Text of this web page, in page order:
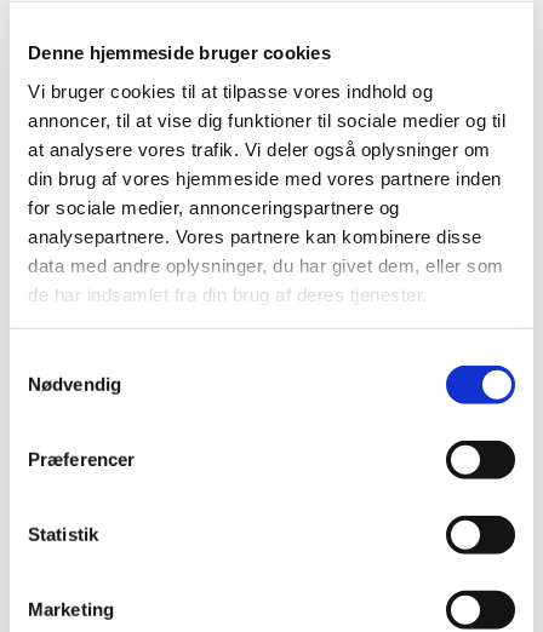
Denne hjemmeside bruger cookies
Vi bruger cookies til at tilpasse vores indhold og
annoncer, til at vise dig funktioner til sociale medier og til
at analysere vores trafik. Vi deler også oplysninger om
din brug af vores hjemmeside med vores partnere inden
for sociale medier, annonceringspartnere og
analysepartnere. Vores partnere kan kombinere disse
data med andre oplysninger, du har givet dem, eller som
de har indsamlet fra din brug af deres tjenester.
Nødvendig
Præferencer
Statistik
Marketing
I slutningen af november evaluerede
Lægemiddelstyrelsens Borgerråd sit foreløbige arbejde
Husk at fristen i 2022 for
lægemiddelansøgninger og ansøgninger om
kliniske lægemiddelforsøg er den 20.
december 2022
|2. december 2022 |
Lægemiddelstyrelsen har lukket mellem jul og nytår, til og
med den 1. januar 2023. Ansøgninger om…
Ansøgninger om udleveringstilladelser i
|2. december 2022
for fremstiller- og engrosforhandlertilladelser